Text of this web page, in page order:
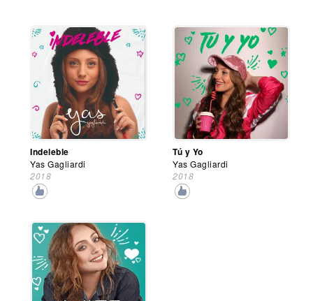
Indeleble
Yas Gagliardi
2018
Tú y Yo
Yas Gagliardi
2018